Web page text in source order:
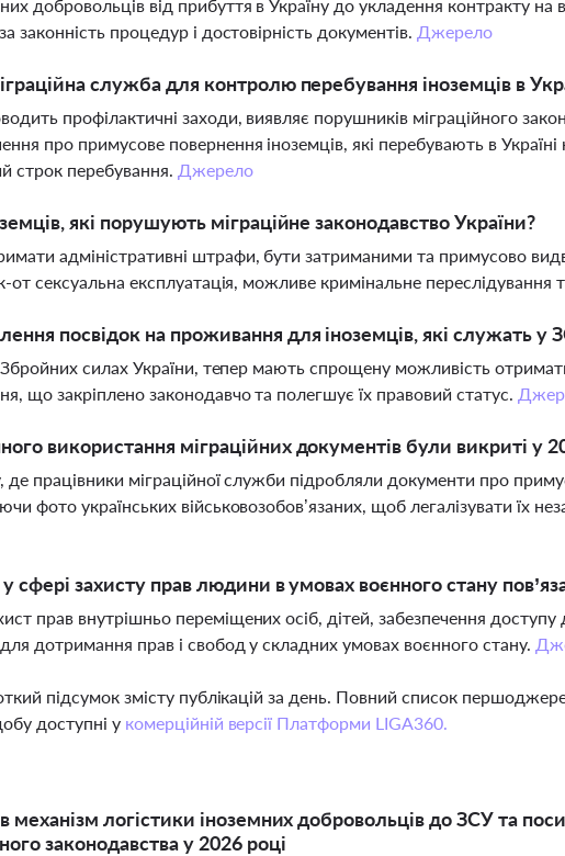
добровольців від прибуття в Україну до укладення контракту на
законність процедур і достовірність документів. Джерело
служба для контролю перебування іноземців в
профілактичні заходи, виявляє порушників міграційного
про примусове повернення іноземців, які перебувають в Україні
строк перебування. Джерело
які порушують міграційне законодавство України?
адміністративні штрафи, бути затриманими та примусово
от сексуальна експлуатація, можливе кримінальне переслідування
посвідок на проживання для іноземців, які служать у
Збройних силах України, тепер мають спрощену можливість
що закріплено законодавчо та полегшує їх правовий статус.
використання міграційних документів були викриті у
де працівники міграційної служби підробляли документи про
фото українських військовозобов’язаних, щоб легалізувати їх
сфері захисту прав людини в умовах воєнного стану
прав внутрішньо переміщених осіб, дітей, забезпечення доступу
дотримання прав і свобод у складних умовах воєнного стану.
підсумок змісту публікацій за день. Повний список
доступні у комерційній версії Платформи LIGA360.
механізм логістики іноземних добровольців до ЗСУ та
законодавства у 2026 році